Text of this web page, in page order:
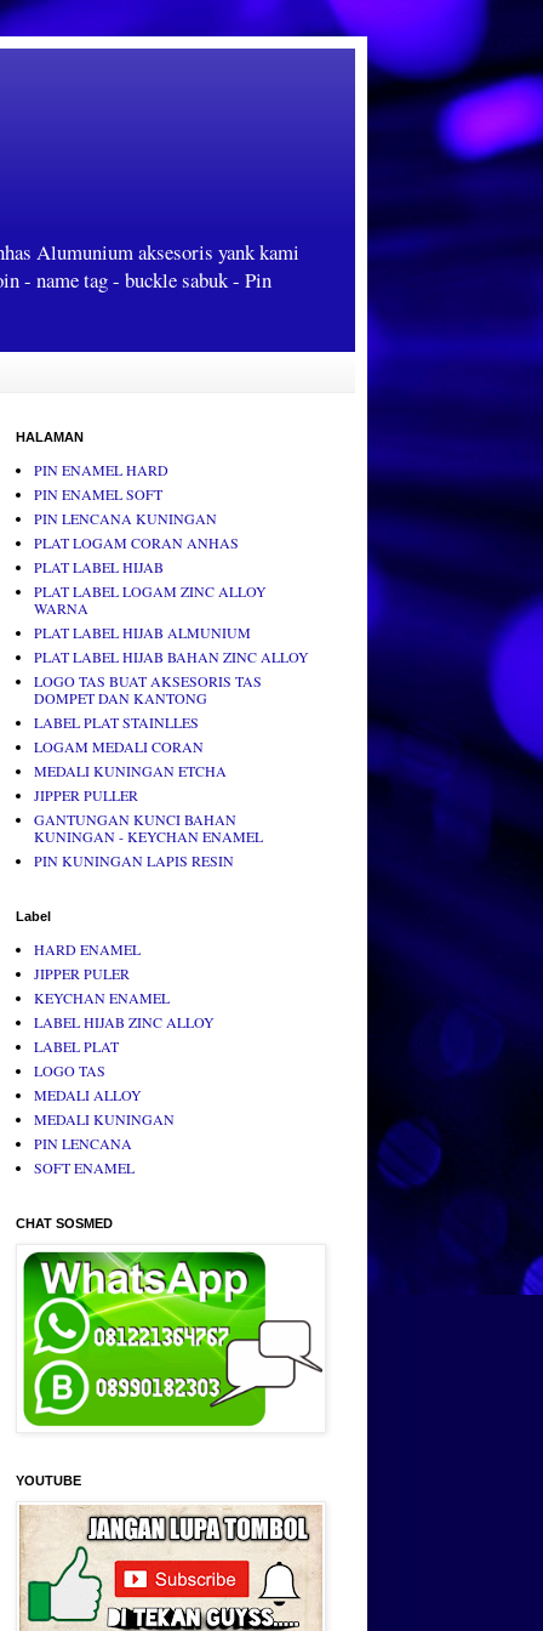
Alumunium aksesoris yank kami
- name tag - buckle sabuk - Pin
HALAMAN
PIN ENAMEL HARD
PIN ENAMEL SOFT
PIN LENCANA KUNINGAN
PLAT LOGAM CORAN ANHAS
PLAT LABEL HIJAB
PLAT LABEL LOGAM ZINC ALLOY
WARNA
PLAT LABEL HIJAB ALMUNIUM
PLAT LABEL HIJAB BAHAN ZINC ALLOY
LOGO TAS BUAT AKSESORIS TAS
DOMPET DAN KANTONG
LABEL PLAT STAINLLES
LOGAM MEDALI CORAN
MEDALI KUNINGAN ETCHA
JIPPER PULLER
GANTUNGAN KUNCI BAHAN
KUNINGAN - KEYCHAN ENAMEL
PIN KUNINGAN LAPIS RESIN
Label
HARD ENAMEL
JIPPER PULER
KEYCHAN ENAMEL
LABEL HIJAB ZINC ALLOY
LABEL PLAT
LOGO TAS
MEDALI ALLOY
MEDALI KUNINGAN
PIN LENCANA
SOFT ENAMEL
CHAT SOSMED
YOUTUBE